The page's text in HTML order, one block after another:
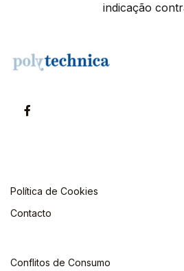
indicação
Política de Cookies
Contacto
Conflitos de Consumo